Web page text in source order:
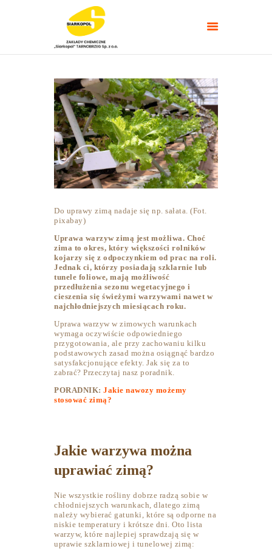
NAWOZY ROLNICZE
NAWOZY
TARGI/POLETKA
DOŚWIADCZALNE
PORADNIKI
KONTAKT
Do uprawy zimą nadaje się np. sałata. (Fot.
pixabay)
Uprawa warzyw zimą jest możliwa. Choć
zima to okres, który większości rolników
kojarzy się z odpoczynkiem od prac na roli.
Jednak ci, którzy posiadają szklarnie lub
tunele foliowe, mają możliwość
przedłużenia sezonu wegetacyjnego i
cieszenia się świeżymi warzywami nawet w
najchłodniejszych miesiącach roku.
Uprawa warzyw w zimowych warunkach
wymaga oczywiście odpowiedniego
przygotowania, ale przy zachowaniu kilku
podstawowych zasad można osiągnąć bardzo
satysfakcjonujące efekty. Jak się za to
zabrać? Przeczytaj nasz poradnik.
PORADNIK: Jakie nawozy możemy
stosować zimą?
Jakie warzywa można
uprawiać zimą?
Nie wszystkie rośliny dobrze radzą sobie w
chłodniejszych warunkach, dlatego zimą
należy wybierać gatunki, które są odporne na
niskie temperatury i krótsze dni. Oto lista
warzyw, które najlepiej sprawdzają się w
uprawie szklarniowej i tunelowej zimą: